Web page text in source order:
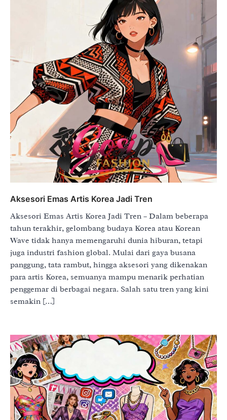
Aksesori Emas Artis Korea Jadi Tren
Aksesori Emas Artis Korea Jadi Tren – Dalam beberapa
tahun terakhir, gelombang budaya Korea atau Korean
Wave tidak hanya memengaruhi dunia hiburan, tetapi
juga industri fashion global. Mulai dari gaya busana
panggung, tata rambut, hingga aksesori yang dikenakan
para artis Korea, semuanya mampu menarik perhatian
penggemar di berbagai negara. Salah satu tren yang kini
semakin […]